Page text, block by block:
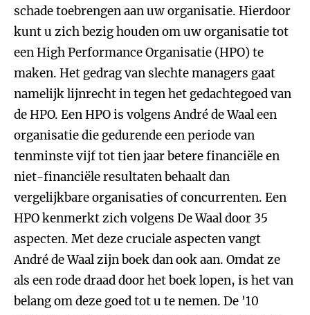
schade toebrengen aan uw organisatie. Hierdoor
kunt u zich bezig houden om uw organisatie tot
een High Performance Organisatie (HPO) te
maken. Het gedrag van slechte managers gaat
namelijk lijnrecht in tegen het gedachtegoed van
de HPO. Een HPO is volgens André de Waal een
organisatie die gedurende een periode van
tenminste vijf tot tien jaar betere financiële en
niet-financiële resultaten behaalt dan
vergelijkbare organisaties of concurrenten. Een
HPO kenmerkt zich volgens De Waal door 35
aspecten. Met deze cruciale aspecten vangt
André de Waal zijn boek dan ook aan. Omdat ze
als een rode draad door het boek lopen, is het van
belang om deze goed tot u te nemen. De '10